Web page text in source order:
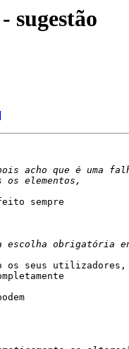
sugestão
acho que é uma
sempre
os seus utilizadores,